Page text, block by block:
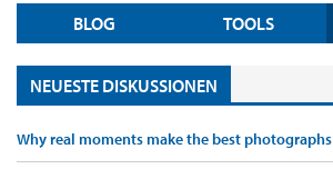
BLOG TOOLS
NEUESTE DISKUSSIONEN
Why real moments make the best photographs